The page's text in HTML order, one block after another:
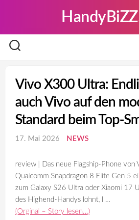
Vivo X300 Ultra:
auch Vivo auf den
Standard beim Top-
17. Mai 2026 NEWS
review | Das neue Flagship-Phone von
Qualcomm Snapdragon 8 Elite Gen 5
zum Galaxy S26 Ultra oder Xiaomi 17
des Highend-Handys lohnt, l …
(Orginal – Story lesen…)